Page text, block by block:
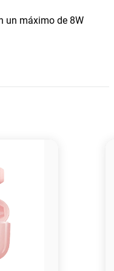
un máximo de 8W